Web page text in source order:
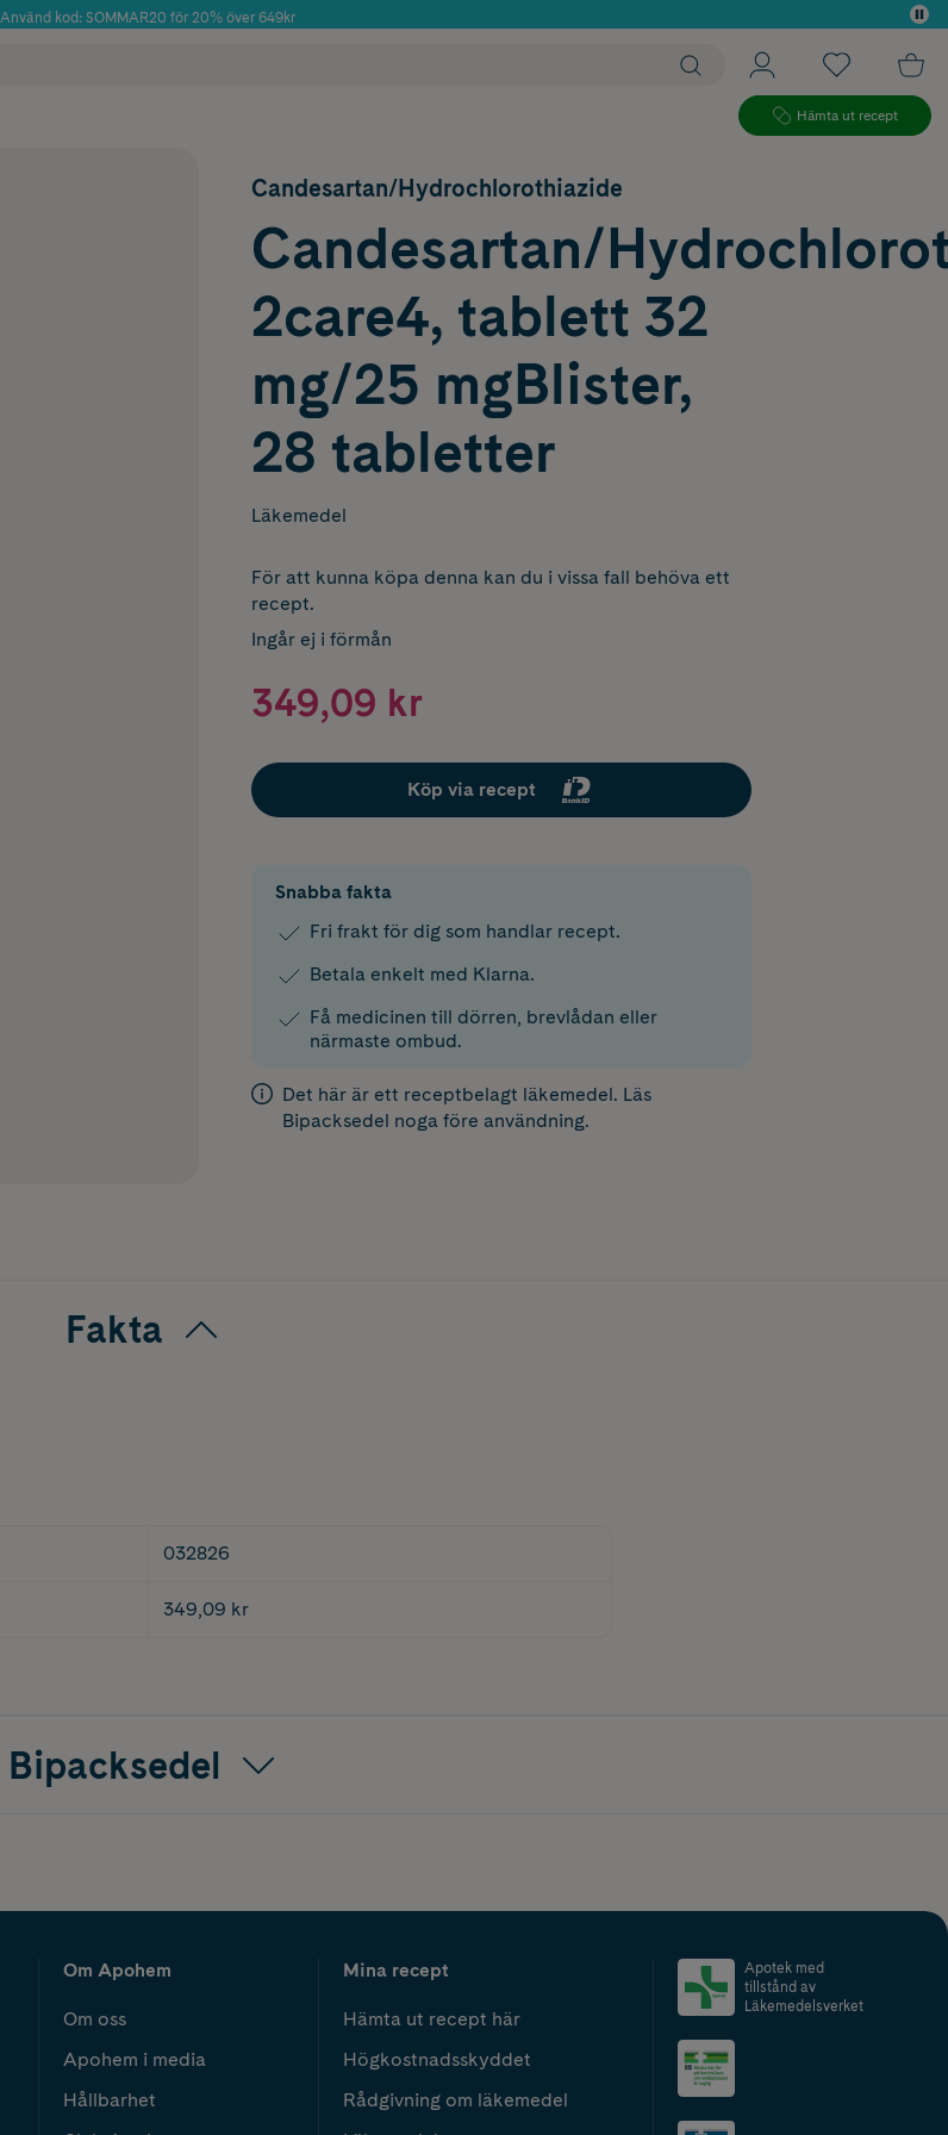
Använd kod: SOMMAR20 för 20% över 649kr
Hämta ut recept
Candesartan/Hydrochlorothiazide
Candesartan/
2care4, tablett 32
mg/25 mgBlister,
28 tabletter
Läkemedel
För att kunna köpa denna kan du i vissa fall behöva ett
recept.
Ingår ej i förmån
349,09 kr
Köp via recept
Snabba fakta
Fri frakt för dig som handlar recept.
Betala enkelt med Klarna.
Få medicinen till dörren, brevlådan eller
närmaste ombud.
Det här är ett receptbelagt läkemedel. Läs
Bipacksedel noga före användning.
Fakta
032826
349,09 kr
Bipacksedel
Om Apohem
Om oss
Apohem i media
Hållbarhet
Mina recept
Hämta ut recept här
Högkostnadsskyddet
Rådgivning om läkemedel
Apotek med
tillstånd av
Läkemedelsverket